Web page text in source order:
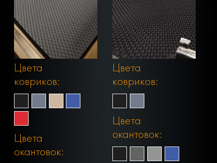
Цвета
ковриков:
Цвета
окантовок:
Цвета
ковриков:
Цвета
окантовок: